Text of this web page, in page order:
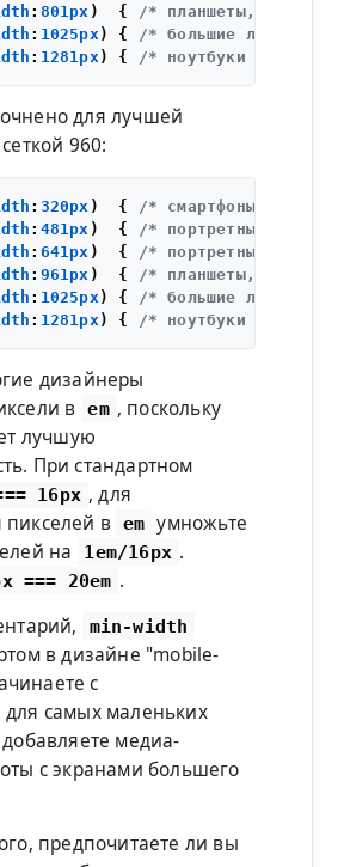
: 801px )  {
/* планшеты,
: 1025px) {
/* большие
: 1281px) { /* ноутбуки и
для лучшей
960:
: 320px )  {
/* смартфоны,
: 481px )  {
/* портретные
: 641px )  {
/* портретные
: 961px )  {
/* планшеты,
: 1025px) {
/* большие
: 1281px) { /* ноутбуки и
дизайнеры
в
em , поскольку
лучшую
При стандартном
16px , для
пикселей в em умножьте
на
1em/16px .
=== 20em .
min-width
в дизайне "mobile-
с
для самых маленьких
медиа-
с экранами большего
предпочитаете ли вы